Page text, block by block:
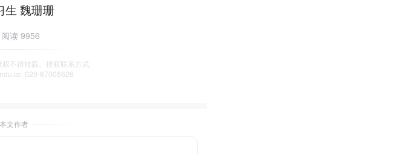
生 魏珊珊
阅读 9956
不得转载、授权联系方式
020-87006626
本文作者